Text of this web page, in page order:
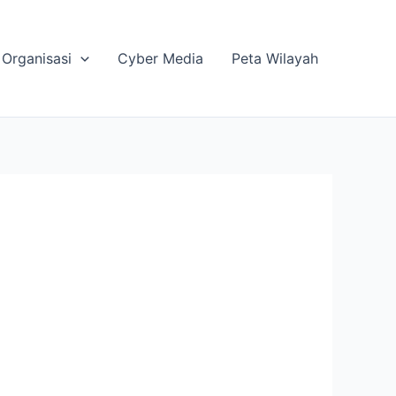
Organisasi Cyber Media Peta Wilayah